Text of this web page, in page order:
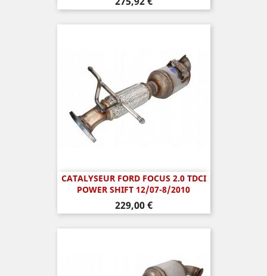
CATALYSEUR FORD FOCUS 2.0 TDCI
POWER SHIFT 12/07-8/2010
Prix
229,00 €